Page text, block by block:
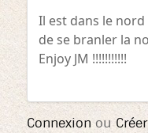
Il est dans le
de se branler la
Enjoy JM !!!!!!!!!!!
Connexion ou